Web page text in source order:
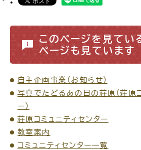
引っ越し 就
高齢者・介護
このページを見てい
ページも見ています
自主企画事業（お知らせ）
写真でたどるあの日の荘原（荘原
ー）
荘原コミュニティセンター
教室案内
コミュニティセンター一覧